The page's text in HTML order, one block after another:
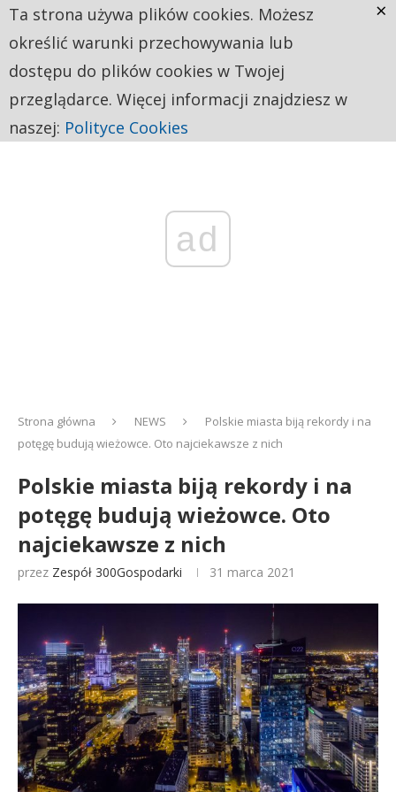
ad
Strona główna NEWS
Polskie miasta biją rekordy i na
potęgę budują wieżowce. Oto najciekawsze z nich
Polskie miasta biją rekordy i na
potęgę budują wieżowce. Oto
najciekawsze z nich
przez Zespół 300Gospodarki 31 marca 2021
Ta strona używa plików cookies. Możesz
określić warunki przechowywania lub
dostępu do plików cookies w Twojej
przeglądarce. Więcej informacji znajdziesz w
naszej: Polityce Cookies
×